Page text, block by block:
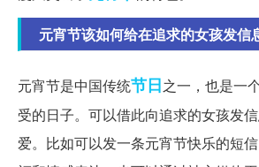
元宵节该如何给在追求的女孩发信
元宵节是中国传统节日之一，也是一
受的日子。可以借此向追求的女孩发
爱。比如可以发一条元宵节快乐的短